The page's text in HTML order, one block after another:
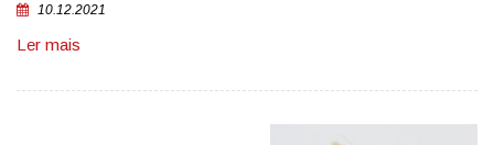
10.12.2021
Ler mais